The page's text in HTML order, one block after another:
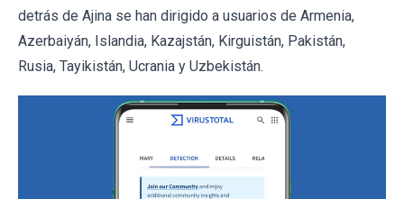
detrás de Ajina se han dirigido a usuarios de Armenia,
Azerbaiyán, Islandia, Kazajstán, Kirguistán, Pakistán,
Rusia, Tayikistán, Ucrania y Uzbekistán.